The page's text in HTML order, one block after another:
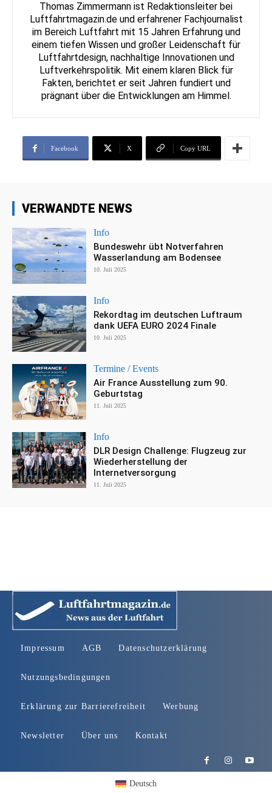
Thomas Zimmermann ist Redaktionsleiter bei
Luftfahrtmagazin.de und erfahrener Fachjournalist
im Bereich Luftfahrt mit 15 Jahren Erfahrung und
einem tiefen Wissen und großer Leidenschaft für
Luftfahrtdesign, nachhaltige Innovationen und
Luftverkehrspolitik. Mit einem klaren Blick für
Fakten, berichtet er seit Jahren fundiert und
prägnant über die Entwicklungen am Himmel.
Facebook X Copy URL
VERWANDTE NEWS
Info
Bundeswehr übt Notverfahren
Wasserlandung am Bodensee
10. Juli 2025
Info
Rekordtag im deutschen Luftraum
dank UEFA EURO 2024 Finale
10. Juli 2025
Termine / Events
Air France Ausstellung zum 90.
Geburtstag
11. Juli 2025
Info
DLR Design Challenge: Flugzeug zur
Wiederherstellung der
Internetversorgung
11. Juli 2025
Impressum AGB Datenschutzerklärung
Nutzungsbedingungen
Erklärung zur Barrierefreiheit Werbung
Newsletter Über uns Kontakt
Deutsch